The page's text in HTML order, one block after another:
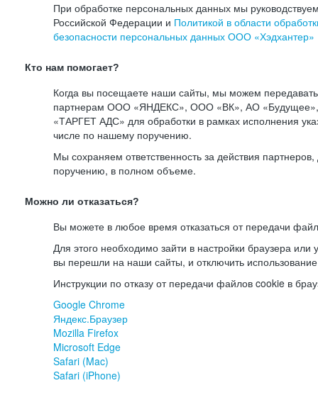
При обработке персональных данных мы
Российской Федерации и Политикой в области
безопасности персональных данных ООО «Хэдхантер»
Кто нам помогает?
Когда вы посещаете наши сайты, мы можем
партнерам ООО «ЯНДЕКС», ООО «ВК», АО
«ТАРГЕТ АДС» для обработки в рамках исполнения
числе по нашему поручению.
Мы сохраняем ответственность за действия
поручению, в полном объеме.
Можно ли отказаться?
Вы можете в любое время отказаться от передачи
Для этого необходимо зайти в настройки браузера или
вы перешли на наши сайты, и отключить
Инструкции по отказу от передачи файлов cookie в
Google Chrome
Яндекс.Браузер
Mozilla Firefox
Microsoft Edge
Safari (Mac)
Safari (iPhone)